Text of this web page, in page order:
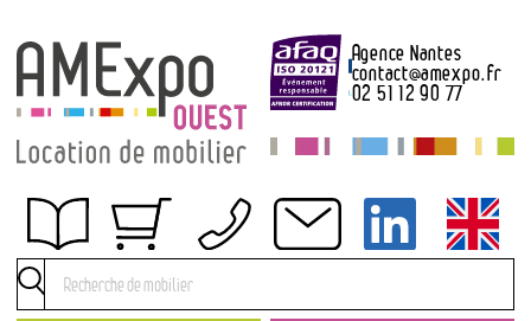
Agence Nantes
contact@amexpo.fr
02 51 12 90 77
Obtenir un devis
Conditions générales de location
Conditions de règlement